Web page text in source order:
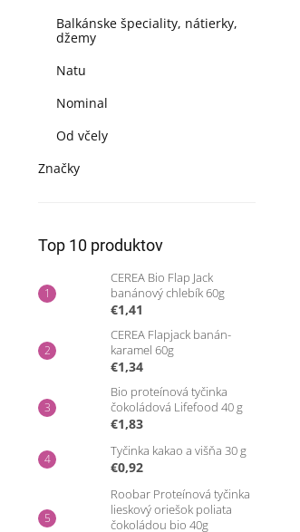
Balkánske špeciality, nátierky,
džemy
Natu
Nominal
Od včely
Značky
Top 10 produktov
CEREA Bio Flap Jack
banánový chlebík 60g
€1,41
CEREA Flapjack banán-
karamel 60g
€1,34
Bio proteínová tyčinka
čokoládová Lifefood 40 g
€1,83
Tyčinka kakao a višňa 30 g
€0,92
Roobar Proteínová tyčinka
lieskový oriešok poliata
čokoládou bio 40g